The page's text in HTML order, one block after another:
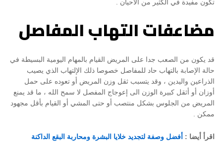
تكون مفيدة في الكثير من الأحيان .
مضاعفات التهاب المفاصل
قد يكون من الصعب جدا على المريض القيام بالمهام اليومية البسيطة في
حالة الإصابة بالتهاب حاد للمفاصل خصوصا ذلك الإلتهاب الذي يصيب
الذراعين واليدين ، وقد يتسبب ثقل وزن المريض أو تعوده على حمل
أوزان أو أثقل كبيرة الوزن الى إعوجاج المفصل لا سمح الله ، ما قد يمنع
المريض من الجلوس بشكل منتصب أو حتى المشي أو القيام بأقل مجهود
ممكن .
اقرأ أيضا : أفضل وصفة لتجديد خلايا البشرة ومحاربة البقع الداكنة